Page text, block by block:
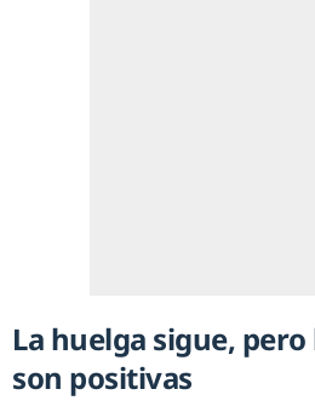
La huelga sigue,
son positivas